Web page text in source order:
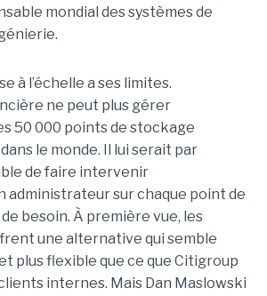
mondial des systèmes de
à l’échelle a ses limites.
ne peut plus gérer
50 000 points de stockage
le monde. Il lui serait par
de faire intervenir
administrateur sur chaque point de
besoin. À première vue, les
une alternative qui semble
plus flexible que ce que Citigroup
internes. Mais Dan Maslowski